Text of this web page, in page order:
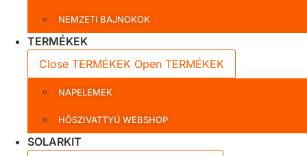
NEMZETI BAJNOKOK
TERMÉKEK
Close TERMÉKEK Open TERMÉKEK
NAPELEMEK
HŐSZIVATTYÚ WEBSHOP
SOLARKIT